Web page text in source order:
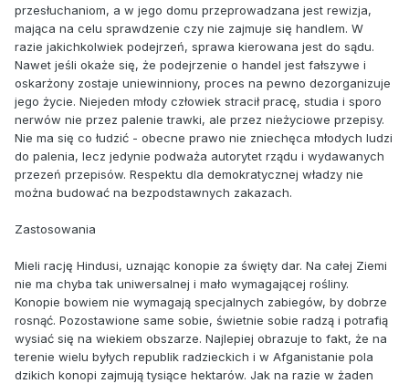
przesłuchaniom, a w jego domu przeprowadzana jest rewizja,
mająca na celu sprawdzenie czy nie zajmuje się handlem. W
razie jakichkolwiek podejrzeń, sprawa kierowana jest do sądu.
Nawet jeśli okaże się, że podejrzenie o handel jest fałszywe i
oskarżony zostaje uniewinniony, proces na pewno dezorganizuje
jego życie. Niejeden młody człowiek stracił pracę, studia i sporo
nerwów nie przez palenie trawki, ale przez nieżyciowe przepisy.
Nie ma się co łudzić - obecne prawo nie zniechęca młodych ludzi
do palenia, lecz jedynie podważa autorytet rządu i wydawanych
przezeń przepisów. Respektu dla demokratycznej władzy nie
można budować na bezpodstawnych zakazach.
Zastosowania
Mieli rację Hindusi, uznając konopie za święty dar. Na całej Ziemi
nie ma chyba tak uniwersalnej i mało wymagającej rośliny.
Konopie bowiem nie wymagają specjalnych zabiegów, by dobrze
rosnąć. Pozostawione same sobie, świetnie sobie radzą i potrafią
wysiać się na wiekiem obszarze. Najlepiej obrazuje to fakt, że na
terenie wielu byłych republik radzieckich i w Afganistanie pola
dzikich konopi zajmują tysiące hektarów. Jak na razie w żaden